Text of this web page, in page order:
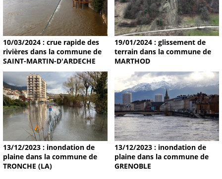
10/03/2024 : crue rapide des
rivières dans la commune de
SAINT-MARTIN-D'ARDECHE
19/01/2024 : glissement de
terrain dans la commune de
MARTHOD
13/12/2023 : inondation de
plaine dans la commune de
TRONCHE (LA)
13/12/2023 : inondation de
plaine dans la commune de
GRENOBLE